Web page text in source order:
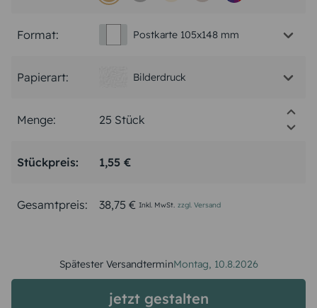
Format: Postkarte 105x148 mm
Papierart: Bilderdruck
Menge:
Stückpreis: 1,55 €
Gesamtpreis: 38,75 € Inkl. MwSt. zzgl. Versand
Spätester VersandterminMontag, 10.8.2026
jetzt gestalten